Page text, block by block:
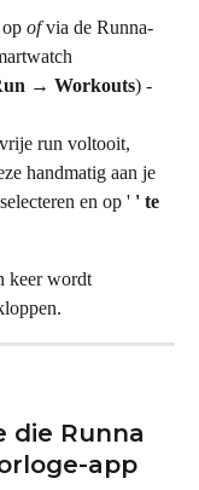
of via de Runna-
→ Workouts) -
run voltooit,
handmatig aan je
en op ' ' te
keer wordt
die Runna
app